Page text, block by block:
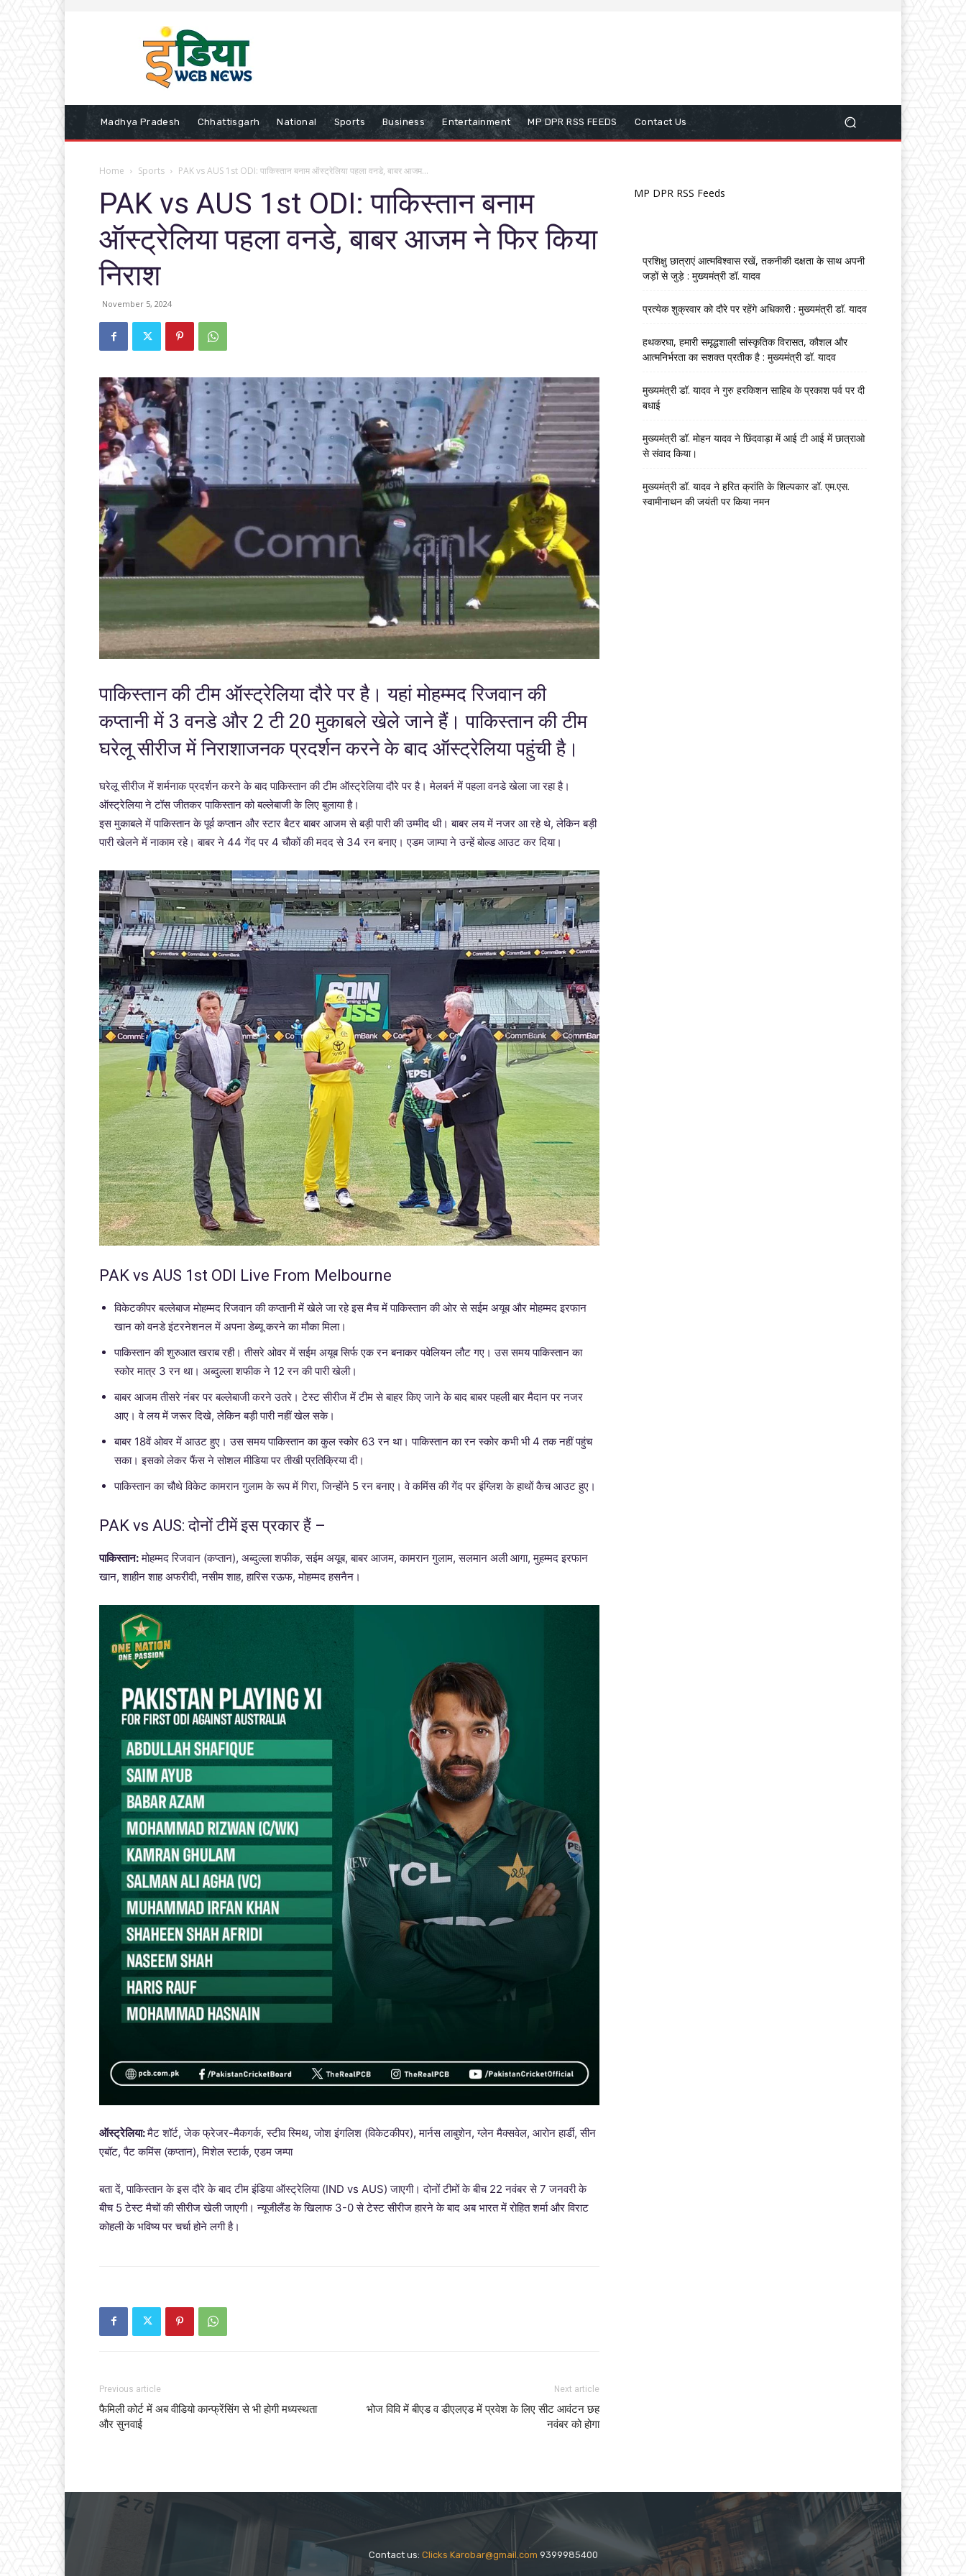
Madhya Pradesh Chhattisgarh National Sports Business Entertainment MP DPR RSS FEEDS Contact Us
Home Sports PAK vs AUS 1st ODI: पाकिस्तान बनाम ऑस्ट्रेलिया पहला वनडे, बाबर आजम...
PAK vs AUS 1st ODI: पाकिस्तान बनाम
ऑस्ट्रेलिया पहला वनडे, बाबर आजम ने फिर किया
निराश
November 5, 2024
पाकिस्तान की टीम ऑस्ट्रेलिया दौरे पर है। यहां मोहम्मद रिजवान की
कप्तानी में 3 वनडे और 2 टी 20 मुकाबले खेले जाने हैं। पाकिस्तान की टीम
घरेलू सीरीज में निराशाजनक प्रदर्शन करने के बाद ऑस्ट्रेलिया पहुंची है।
घरेलू सीरीज में शर्मनाक प्रदर्शन करने के बाद पाकिस्तान की टीम ऑस्ट्रेलिया दौरे पर है। मेलबर्न में पहला वनडे खेला जा रहा है।
ऑस्ट्रेलिया ने टॉस जीतकर पाकिस्तान को बल्लेबाजी के लिए बुलाया है।
इस मुकाबले में पाकिस्तान के पूर्व कप्तान और स्टार बैटर बाबर आजम से बड़ी पारी की उम्मीद थी। बाबर लय में नजर आ रहे थे, लेकिन बड़ी
पारी खेलने में नाकाम रहे। बाबर ने 44 गेंद पर 4 चौकों की मदद से 34 रन बनाए। एडम जाम्पा ने उन्हें बोल्ड आउट कर दिया।
PAK vs AUS 1st ODI Live From Melbourne
विकेटकीपर बल्लेबाज मोहम्मद रिजवान की कप्तानी में खेले जा रहे इस मैच में पाकिस्तान की ओर से सईम अयूब और मोहम्मद इरफान
खान को वनडे इंटरनेशनल में अपना डेब्यू करने का मौका मिला।
पाकिस्तान की शुरुआत खराब रही। तीसरे ओवर में सईम अयूब सिर्फ एक रन बनाकर पवेलियन लौट गए। उस समय पाकिस्तान का
स्कोर मात्र 3 रन था। अब्दुल्ला शफीक ने 12 रन की पारी खेली।
बाबर आजम तीसरे नंबर पर बल्लेबाजी करने उतरे। टेस्ट सीरीज में टीम से बाहर किए जाने के बाद बाबर पहली बार मैदान पर नजर
आए। वे लय में जरूर दिखे, लेकिन बड़ी पारी नहीं खेल सके।
बाबर 18वें ओवर में आउट हुए। उस समय पाकिस्तान का कुल स्कोर 63 रन था। पाकिस्तान का रन स्कोर कभी भी 4 तक नहीं पहुंच
सका। इसको लेकर फैंस ने सोशल मीडिया पर तीखी प्रतिक्रिया दी।
पाकिस्तान का चौथे विकेट कामरान गुलाम के रूप में गिरा, जिन्होंने 5 रन बनाए। वे कमिंस की गेंद पर इंग्लिश के हाथों कैच आउट हुए।
PAK vs AUS: दोनों टीमें इस प्रकार हैं –
पाकिस्तान:मोहम्मद रिजवान (कप्तान), अब्दुल्ला शफीक, सईम अयूब, बाबर आजम, कामरान गुलाम, सलमान अली आगा, मुहम्मद इरफान
खान, शाहीन शाह अफरीदी, नसीम शाह, हारिस रऊफ, मोहम्मद हसनैन।
ऑस्ट्रेलिया:मैट शॉर्ट, जेक फ्रेजर-मैकगर्क, स्टीव स्मिथ, जोश इंगलिश (विकेटकीपर), मार्नस लाबुशेन, ग्लेन मैक्सवेल, आरोन हार्डी, सीन
एबॉट, पैट कमिंस (कप्तान), मिशेल स्टार्क, एडम जम्पा
बता दें, पाकिस्तान के इस दौरे के बाद टीम इंडिया ऑस्ट्रेलिया (IND vs AUS) जाएगी। दोनों टीमों के बीच 22 नवंबर से 7 जनवरी के
बीच 5 टेस्ट मैचों की सीरीज खेली जाएगी। न्यूजीलैंड के खिलाफ 3-0 से टेस्ट सीरीज हारने के बाद अब भारत में रोहित शर्मा और विराट
कोहली के भविष्य पर चर्चा होने लगी है।
Previous article
फैमिली कोर्ट में अब वीडियो कान्फ्रेंसिंग से भी होगी मध्यस्थता
और सुनवाई
Next article
भोज विवि में बीएड व डीएलएड में प्रवेश के लिए सीट आवंटन छह
नवंबर को होगा
MP DPR RSS Feeds
प्रशिक्षु छात्राएं आत्मविश्वास रखें, तकनीकी दक्षता के साथ अपनी
जड़ों से जुड़े : मुख्यमंत्री डॉ. यादव
प्रत्येक शुक्रवार को दौरे पर रहेंगे अधिकारी : मुख्यमंत्री डॉ. यादव
हथकरघा, हमारी समृद्धशाली सांस्कृतिक विरासत, कौशल और
आत्मनिर्भरता का सशक्त प्रतीक है : मुख्यमंत्री डॉ. यादव
मुख्यमंत्री डॉ. यादव ने गुरु हरकिशन साहिब के प्रकाश पर्व पर दी
बधाई
मुख्यमंत्री डॉ. मोहन यादव ने छिंदवाड़ा में आई टी आई में छात्राओ
से संवाद किया।
मुख्यमंत्री डॉ. यादव ने हरित क्रांति के शिल्पकार डॉ. एम.एस.
स्वामीनाथन की जयंती पर किया नमन
Contact us: Clicks Karobar@gmail.com 9399985400